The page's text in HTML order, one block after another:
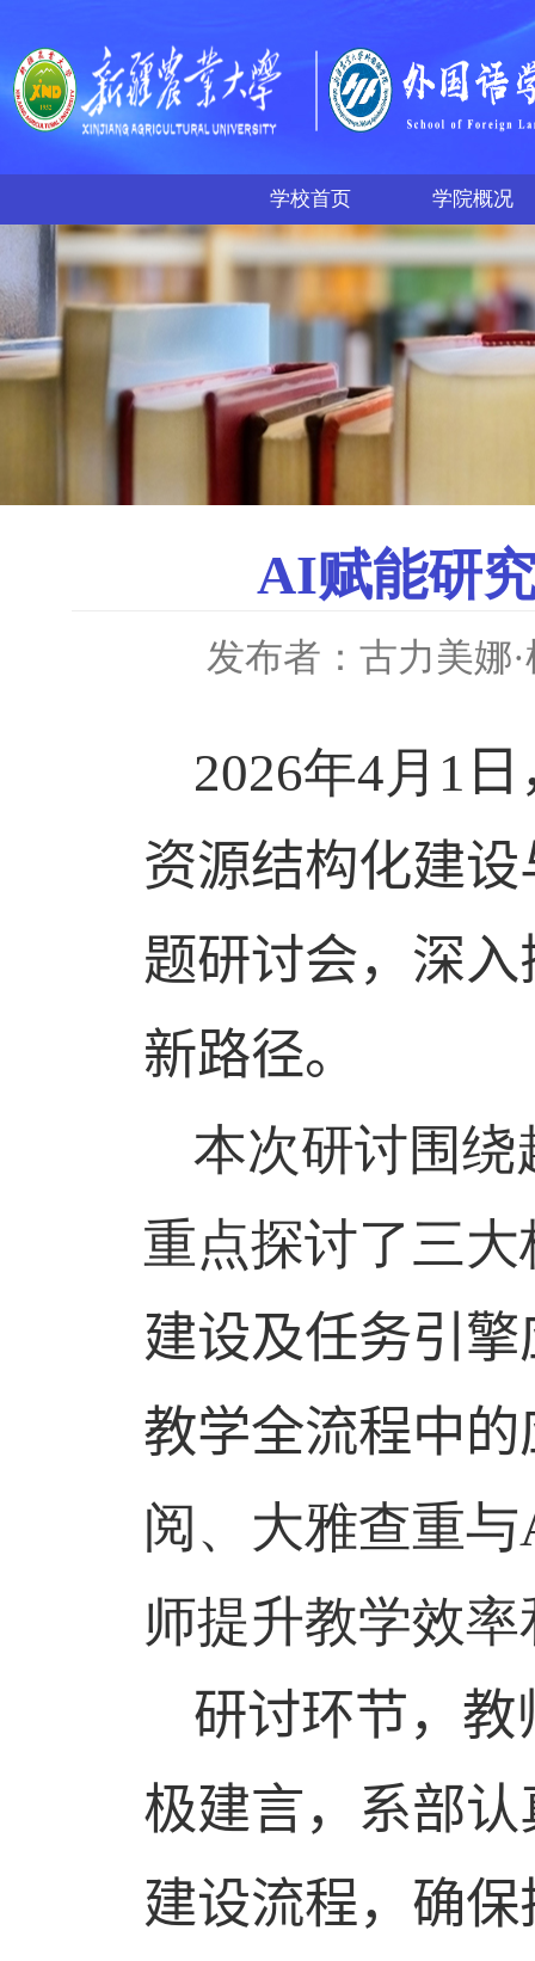
学校首页 学院概况
AI赋能研
发布者：古力美娜
2026年4月 1
资源结构化建设
题研讨会，深
新路径。
本次研讨围绕
重点探讨了三
建设及任务引擎
教学全流程中的
阅、大雅查重与
师提升教学效
研讨环节，
极建言，系部
建设流程，确